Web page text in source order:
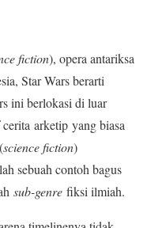
fiction), opera antariksa
Star Wars berarti
ini berlokasi di luar
arketip yang biasa
science fiction)
sebuah contoh bagus
sub-genre fiksi ilmiah.